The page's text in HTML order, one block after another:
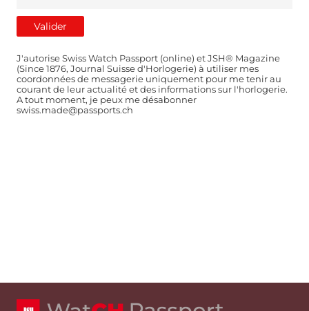
J'autorise Swiss Watch Passport (online) et JSH® Magazine
(Since 1876, Journal Suisse d'Horlogerie) à utiliser mes
coordonnées de messagerie uniquement pour me tenir au
courant de leur actualité et des informations sur l'horlogerie.
A tout moment, je peux me désabonner
swiss.made@passports.ch